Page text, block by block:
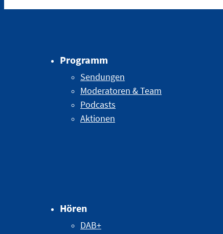
Programm
Sendungen
Moderatoren & Team
Podcasts
Aktionen
Hören
DAB+